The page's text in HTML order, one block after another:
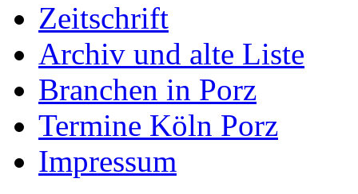
Zeitschrift
Archiv und alte Liste
Branchen in Porz
Termine Köln Porz
Impressum